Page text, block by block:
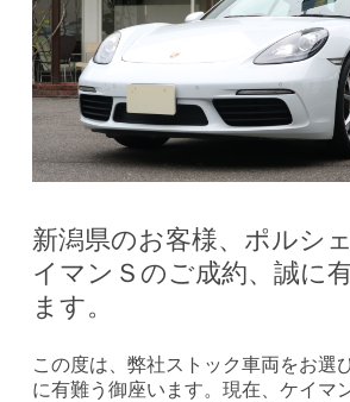
新潟県のお客様、ポルシ
イマンＳのご成約、誠に
ます。
この度は、弊社ストック車両をお選
に有難う御座います。現在、ケイマ